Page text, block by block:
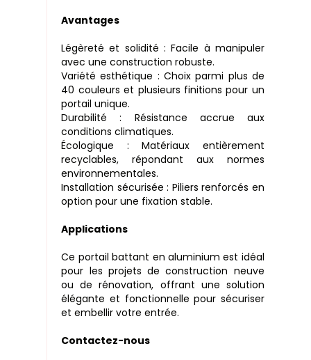
Avantages
Légèreté et solidité : Facile à manipuler
avec une construction robuste.
Variété esthétique : Choix parmi plus de
40 couleurs et plusieurs finitions pour un
portail unique.
Durabilité : Résistance accrue aux
conditions climatiques.
Écologique : Matériaux entièrement
recyclables, répondant aux normes
environnementales.
Installation sécurisée : Piliers renforcés en
option pour une fixation stable.
Applications
Ce portail battant en aluminium est idéal
pour les projets de construction neuve
ou de rénovation, offrant une solution
élégante et fonctionnelle pour sécuriser
et embellir votre entrée.
Contactez-nous